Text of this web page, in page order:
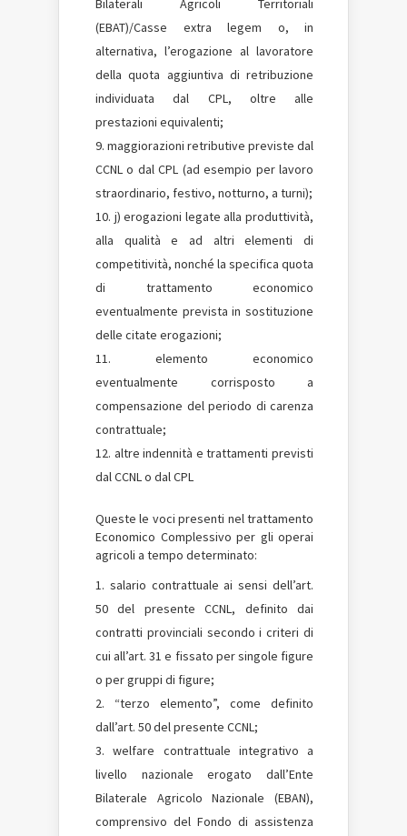
Bilaterali Agricoli Territoriali
(EBAT)/Casse extra legem o, in
alternativa, l’erogazione al lavoratore
della quota aggiuntiva di retribuzione
individuata dal CPL, oltre alle
prestazioni equivalenti;
maggiorazioni retributive previste dal
CCNL o dal CPL (ad esempio per lavoro
straordinario, festivo, notturno, a turni);
j) erogazioni legate alla produttività,
alla qualità e ad altri elementi di
competitività, nonché la specifica quota
di trattamento economico
eventualmente prevista in sostituzione
delle citate erogazioni;
elemento economico
eventualmente corrisposto a
compensazione del periodo di carenza
contrattuale;
altre indennità e trattamenti previsti
dal CCNL o dal CPL
Queste le voci presenti nel trattamento
Economico Complessivo per gli operai
agricoli a tempo determinato:
salario contrattuale ai sensi dell’art.
50 del presente CCNL, definito dai
contratti provinciali secondo i criteri di
cui all’art. 31 e fissato per singole figure
o per gruppi di figure;
“terzo elemento”, come definito
dall’art. 50 del presente CCNL;
welfare contrattuale integrativo a
livello nazionale erogato dall’Ente
Bilaterale Agricolo Nazionale (EBAN),
comprensivo del Fondo di assistenza